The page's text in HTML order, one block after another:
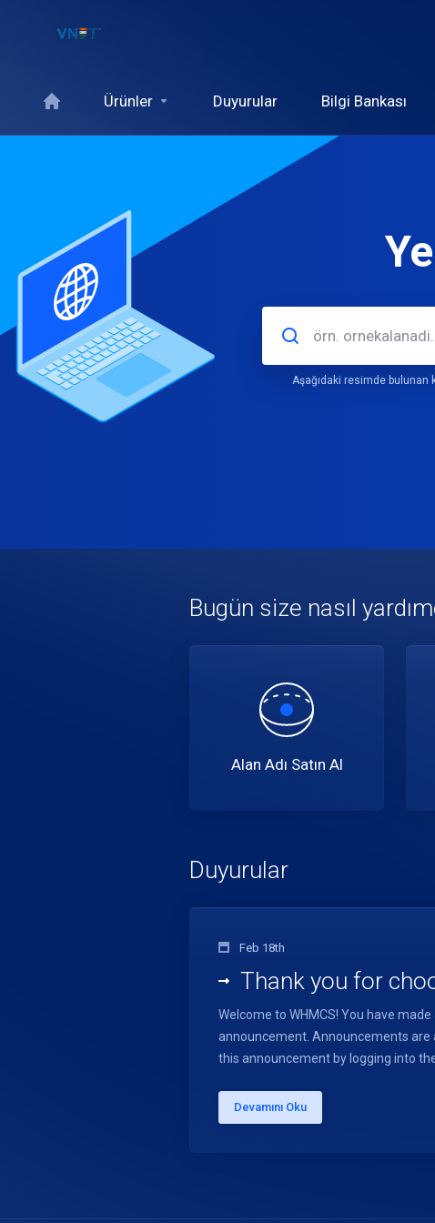
Ürünler Duyurular Bilgi Bankası
Aşağıdaki resimde bulunan
Bugün size nasıl
Alan Adı Satın Al
Duyurular
Feb 18th
Thank you for
Welcome to WHMCS! You have
announcement. Announcements
this announcement by logging into
Devamını Oku